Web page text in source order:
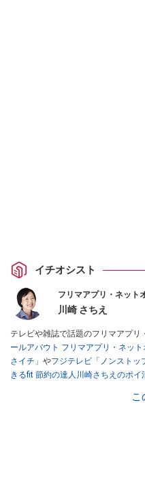
イチオシスト
フリマアプリ・ネット
川崎 さちえ
テレビや雑誌で話題のフリマアプリ
ールアバウト フリマアプリ・ネッ
さイチ」 やフジテレビ「ノンストッ
きるfit 節約の達人川崎さちえのポイ
スマホ1つでスキマ時間に効率的にこ